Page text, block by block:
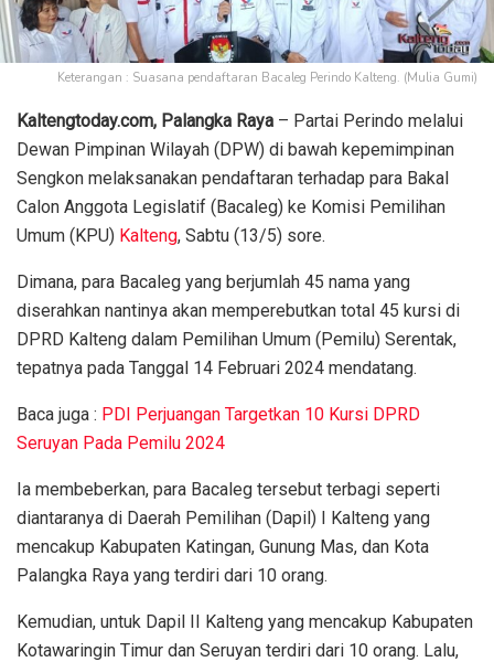
Keterangan : Suasana pendaftaran Bacaleg Perindo Kalteng. (Mulia Gumi)
Kaltengtoday.com, Palangka Raya – Partai Perindo melalui
Dewan Pimpinan Wilayah (DPW) di bawah kepemimpinan
Sengkon melaksanakan pendaftaran terhadap para Bakal
Calon Anggota Legislatif (Bacaleg) ke Komisi Pemilihan
Umum (KPU) Kalteng, Sabtu (13/5) sore.
Dimana, para Bacaleg yang berjumlah 45 nama yang
diserahkan nantinya akan memperebutkan total 45 kursi di
DPRD Kalteng dalam Pemilihan Umum (Pemilu) Serentak,
tepatnya pada Tanggal 14 Februari 2024 mendatang.
Baca juga : PDI Perjuangan Targetkan 10 Kursi DPRD
Seruyan Pada Pemilu 2024
Ia membeberkan, para Bacaleg tersebut terbagi seperti
diantaranya di Daerah Pemilihan (Dapil) I Kalteng yang
mencakup Kabupaten Katingan, Gunung Mas, dan Kota
Palangka Raya yang terdiri dari 10 orang.
Kemudian, untuk Dapil II Kalteng yang mencakup Kabupaten
Kotawaringin Timur dan Seruyan terdiri dari 10 orang. Lalu,